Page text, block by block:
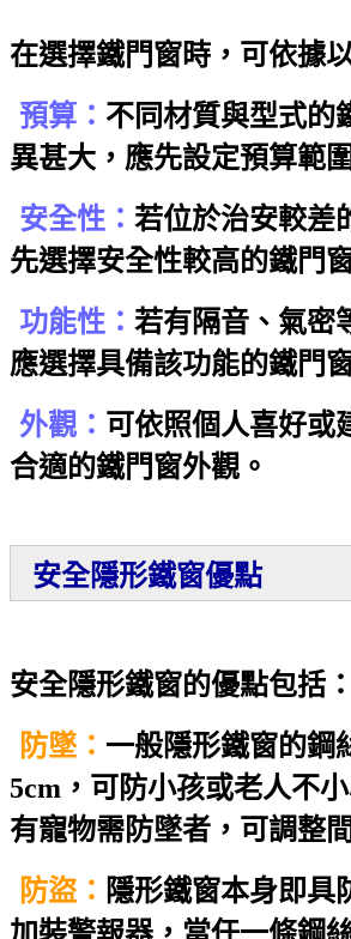
在選擇鐵門窗時，可依據
預算： 不同材質與型式的
異甚大，應先設定預算範
安全性： 若位於治安較差
先選擇安全性較高的鐵門
功能性： 若有隔音、氣密
應選擇具備該功能的鐵門
外觀： 可依照個人喜好或
合適的鐵門窗外觀。
安全隱形鐵窗優點
安全隱形鐵窗的優點包括：
防墜： 一般隱形鐵窗的鋼
5cm，可防小孩或老人不
有寵物需防墜者，可調整
防盜： 隱形鐵窗本身即具